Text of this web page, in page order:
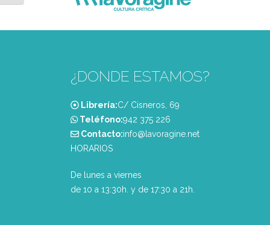
¿DONDE ESTAMOS?
Librería:C/ Cisneros, 69
Teléfono:‭942 375 226‬
Contacto:info@lavoragine.net
HORARIOS
De lunes a viernes
de 10 a 13:30h. y de 17:30 a 21h.